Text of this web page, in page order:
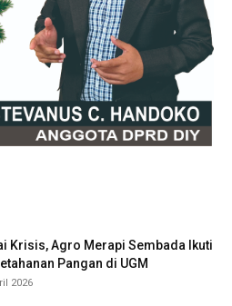
Krisis, Agro Merapi Sembada Ikuti
Pangan di UGM
2026